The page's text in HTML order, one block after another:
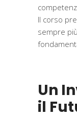
Il corso
sempre
Un
il